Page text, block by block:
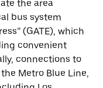
the area
bus system
(GATE), which
convenient
connections to
Metro Blue Line,